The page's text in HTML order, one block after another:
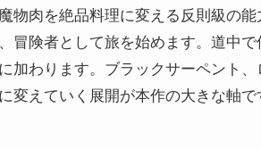
肉を絶品料理に変える反則級の能
冒険者として旅を始めます。道中
加わります。ブラックサーペント
えていく展開が本作の大きな軸で